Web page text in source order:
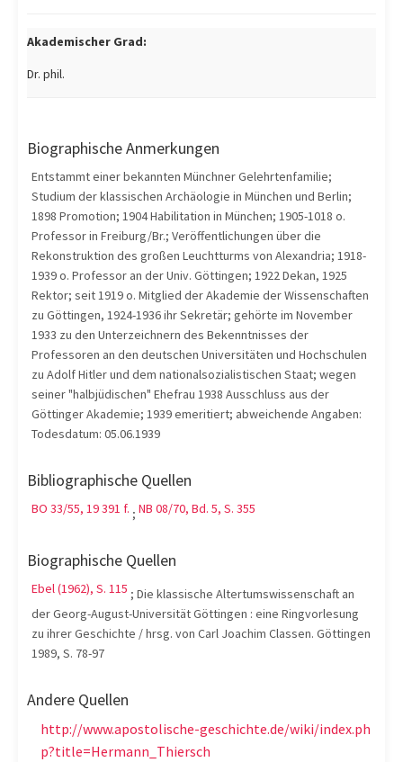
Akademischer Grad:
Dr. phil.
Biographische Anmerkungen
Entstammt einer bekannten Münchner Gelehrtenfamilie;
Studium der klassischen Archäologie in München und Berlin;
1898 Promotion; 1904 Habilitation in München; 1905-1018 o.
Professor in Freiburg/Br.; Veröffentlichungen über die
Rekonstruktion des großen Leuchtturms von Alexandria; 1918-
1939 o. Professor an der Univ. Göttingen; 1922 Dekan, 1925
Rektor; seit 1919 o. Mitglied der Akademie der Wissenschaften
zu Göttingen, 1924-1936 ihr Sekretär; gehörte im November
1933 zu den Unterzeichnern des Bekenntnisses der
Professoren an den deutschen Universitäten und Hochschulen
zu Adolf Hitler und dem nationalsozialistischen Staat; wegen
seiner "halbjüdischen" Ehefrau 1938 Ausschluss aus der
Göttinger Akademie; 1939 emeritiert; abweichende Angaben:
Todesdatum: 05.06.1939
Bibliographische Quellen
BO 33/55, 19 391 f. ; NB 08/70, Bd. 5, S. 355
Biographische Quellen
Ebel (1962), S. 115 ; Die klassische Altertumswissenschaft an
der Georg-August-Universität Göttingen : eine Ringvorlesung
zu ihrer Geschichte / hrsg. von Carl Joachim Classen. Göttingen
1989, S. 78-97
Andere Quellen
http://www.apostolische-geschichte.de/wiki/index.ph
p?title=Hermann_Thiersch